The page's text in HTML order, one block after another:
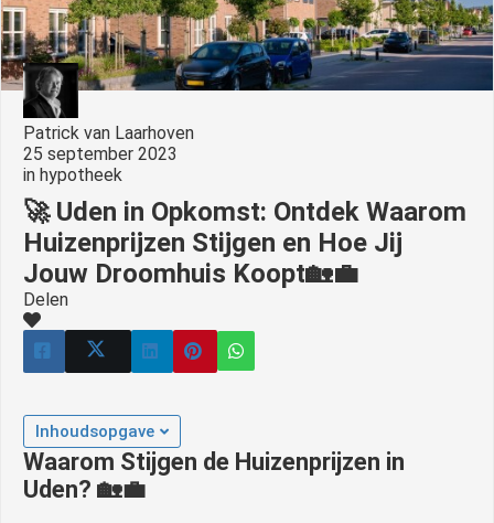
Patrick van Laarhoven
25 september 2023
in hypotheek
🚀 Uden in Opkomst: Ontdek Waarom
Huizenprijzen Stijgen en Hoe Jij
Jouw Droomhuis Koopt🏡💼
Delen
Inhoudsopgave
Waarom Stijgen de Huizenprijzen in
Uden? 🏡💼